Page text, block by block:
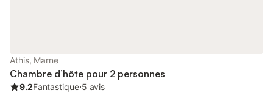
Athis, Marne
Chambre d’hôte pour 2 personnes
9.2Fantastique⋅5 avis